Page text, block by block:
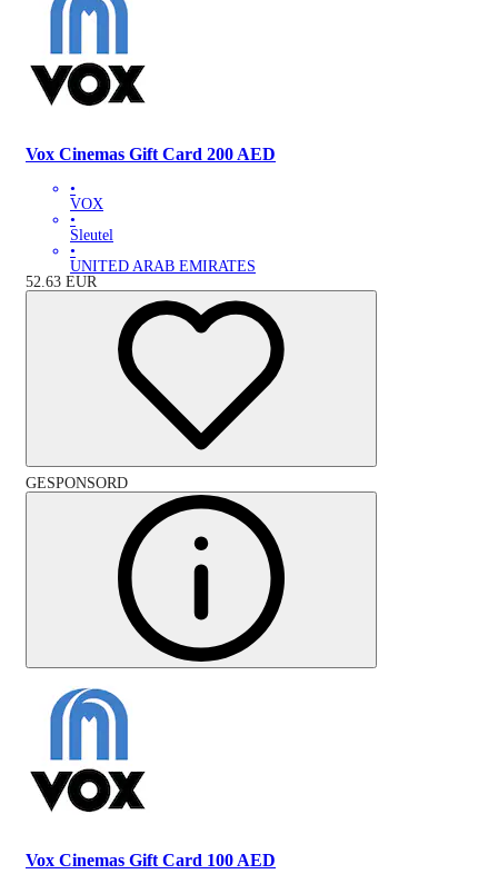
Vox Cinemas Gift Card 200 AED
•
VOX
•
Sleutel
•
UNITED ARAB EMIRATES
52.63 EUR
GESPONSORD
Vox Cinemas Gift Card 100 AED